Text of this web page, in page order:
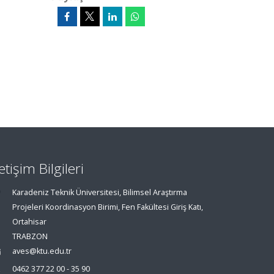
Bilgileri
Karadeniz Teknik Üniversitesi, Bilimsel Araştırma
Projeleri Koordinasyon Birimi, Fen Fakültesi Giriş Katı,
Ortahisar
TRABZON
aves@ktu.edu.tr
0462 377 22 00 - 35 90